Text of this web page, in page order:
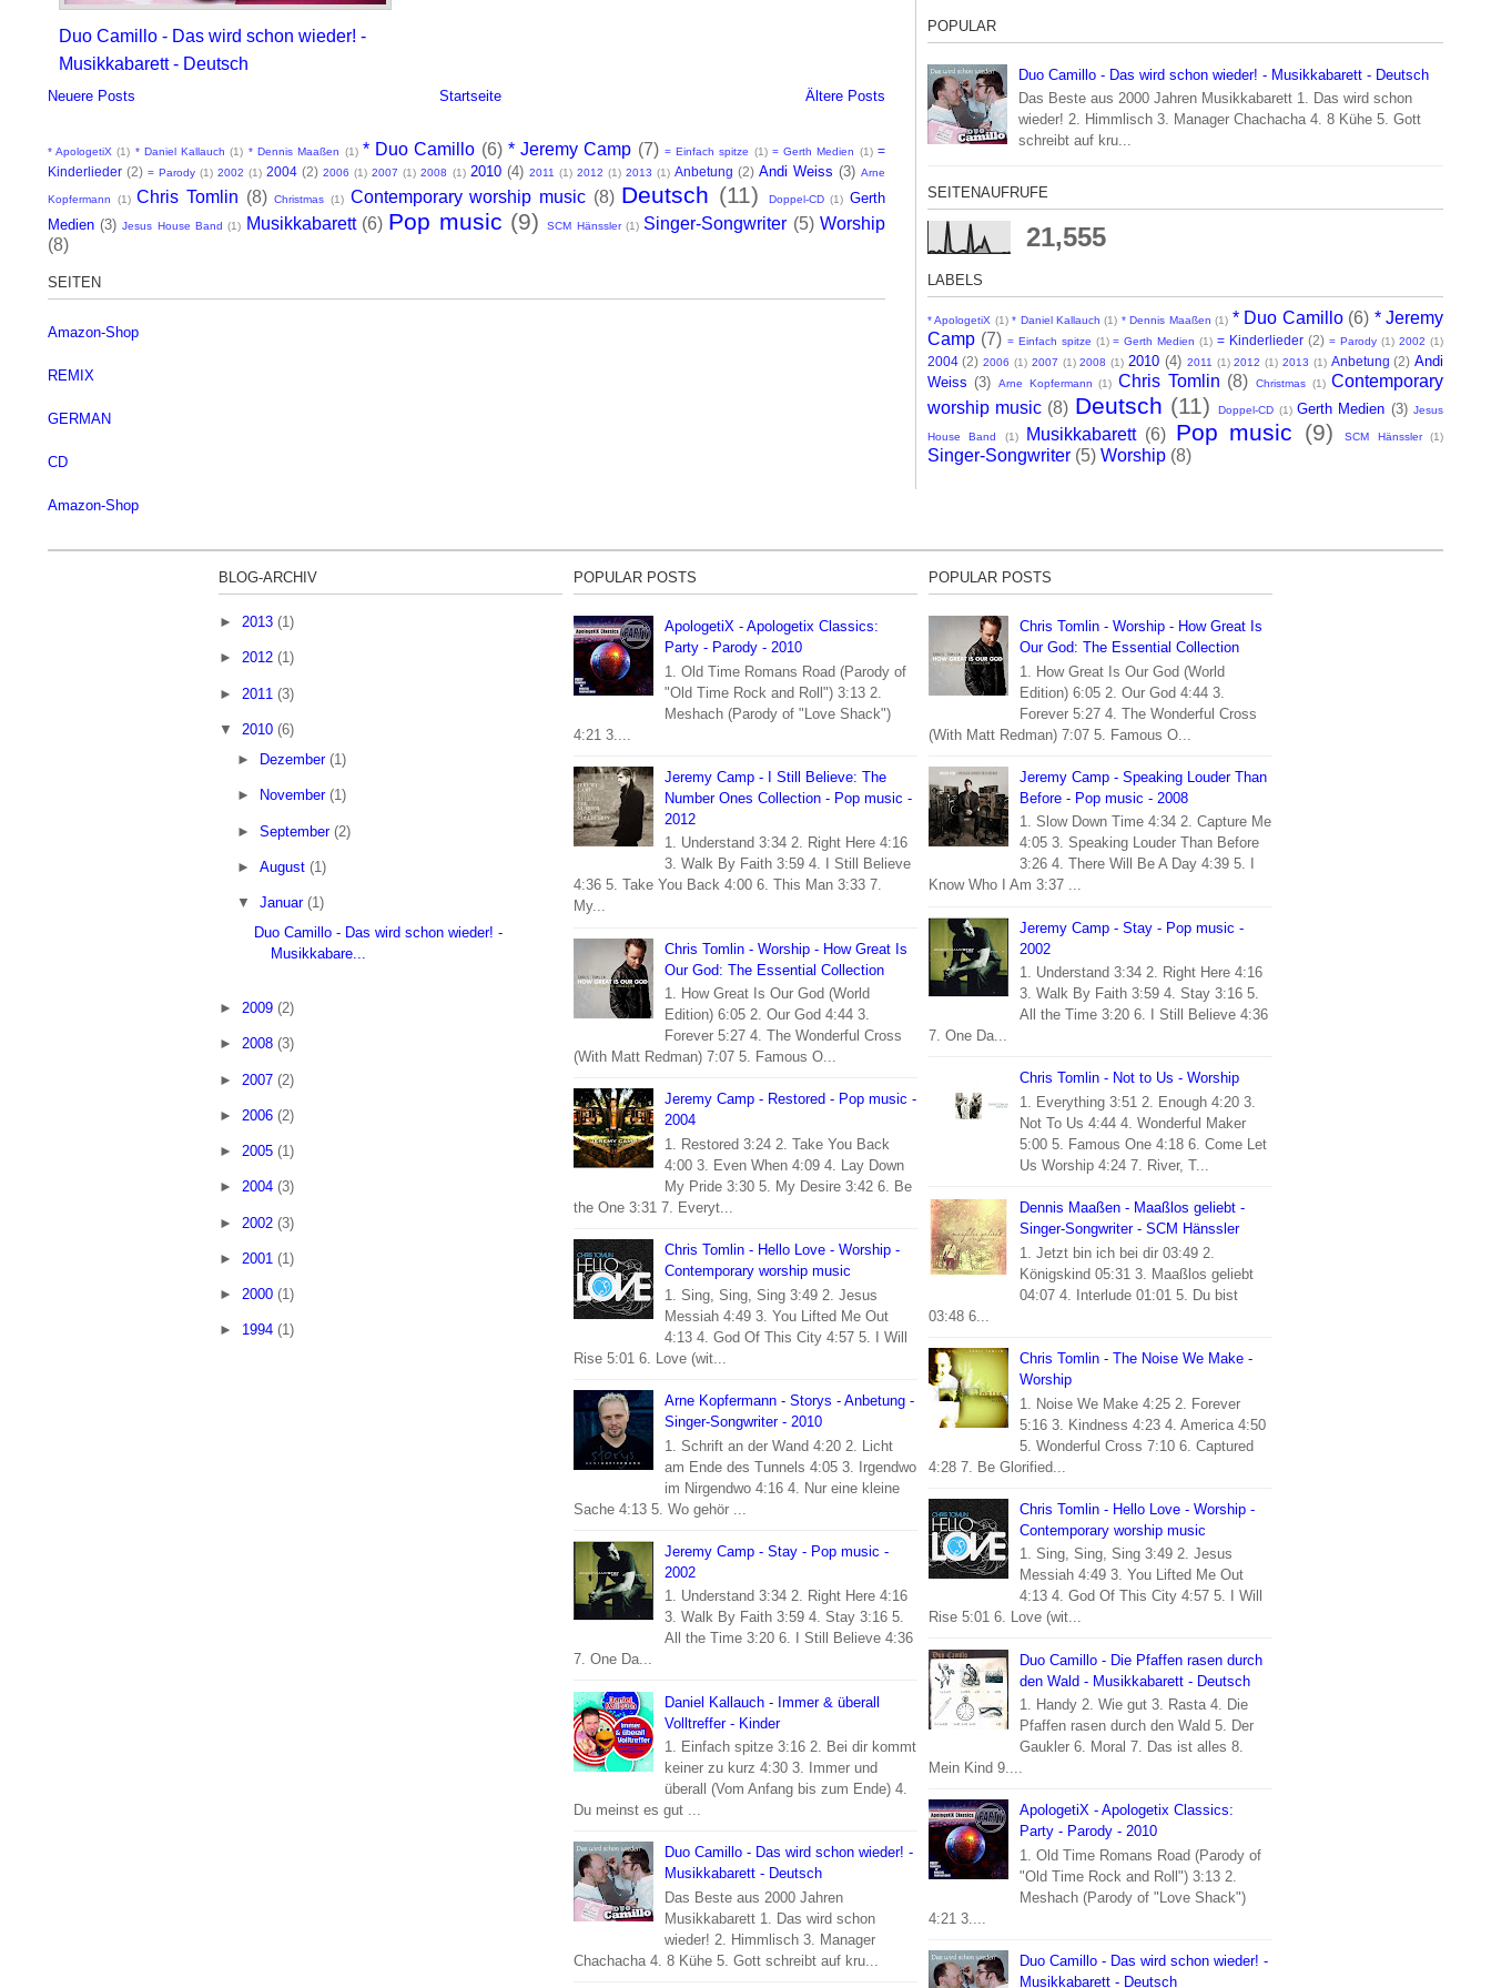
Duo Camillo - Das wird schon wieder! -
Musikkabarett - Deutsch
Neuere Posts Ältere Posts
Startseite
* ApologetiX (1) * Daniel Kallauch (1) * Dennis Maaßen (1) * Duo Camillo (6) * Jeremy Camp (7) = Einfach spitze (1) = Gerth Medien (1) =
Kinderlieder (2) = Parody (1) 2002 (1) 2004 (2) 2006 (1) 2007 (1) 2008 (1) 2010 (4) 2011 (1) 2012 (1) 2013 (1) Anbetung (2) Andi Weiss (3) Arne
Kopfermann (1) Chris Tomlin (8) Christmas (1) Contemporary worship music (8) Deutsch (11) Doppel-CD (1) Gerth
Medien (3) Jesus House Band (1) Musikkabarett (6) Pop music (9) SCM Hänssler (1) Singer-Songwriter (5) Worship
(8)
SEITEN
Amazon-Shop
REMIX
GERMAN
CD
Amazon-Shop
POPULAR
Duo Camillo - Das wird schon wieder! - Musikkabarett - Deutsch
Das Beste aus 2000 Jahren Musikkabarett 1. Das wird schon
wieder! 2. Himmlisch 3. Manager Chachacha 4. 8 Kühe 5. Gott
schreibt auf kru...
SEITENAUFRUFE
21,555
LABELS
* ApologetiX (1) * Daniel Kallauch (1) * Dennis Maaßen (1) * Duo Camillo (6) * Jeremy
Camp (7) = Einfach spitze (1) = Gerth Medien (1) = Kinderlieder (2) = Parody (1) 2002 (1)
2004 (2) 2006 (1) 2007 (1) 2008 (1) 2010 (4) 2011 (1) 2012 (1) 2013 (1) Anbetung (2) Andi
Weiss (3) Arne Kopfermann (1) Chris Tomlin (8) Christmas (1) Contemporary
worship music (8) Deutsch (11) Doppel-CD (1) Gerth Medien (3) Jesus
House Band (1) Musikkabarett (6) Pop music (9) SCM Hänssler (1)
Singer-Songwriter (5) Worship (8)
BLOG-ARCHIV
► 2013 (1)
► 2012 (1)
► 2011 (3)
▼ 2010 (6)
►
Dezember (1)
► November (1)
► September (2)
► August (1)
▼ Januar (1)
Duo Camillo - Das wird schon wieder! -
Musikkabare...
► 2009 (2)
► 2008 (3)
► 2007 (2)
► 2006 (2)
► 2005 (1)
► 2004 (3)
► 2002 (3)
► 2001 (1)
► 2000 (1)
► 1994 (1)
POPULAR POSTS
ApologetiX - Apologetix Classics:
Party - Parody - 2010
1. Old Time Romans Road (Parody of
"Old Time Rock and Roll") 3:13 2.
Meshach (Parody of "Love Shack")
4:21 3....
Jeremy Camp - I Still Believe: The
Number Ones Collection - Pop music -
2012
1. Understand 3:34 2. Right Here 4:16
3. Walk By Faith 3:59 4. I Still Believe
4:36 5. Take You Back 4:00 6. This Man 3:33 7.
My...
Chris Tomlin - Worship - How Great Is
Our God: The Essential Collection
1. How Great Is Our God (World
Edition) 6:05 2. Our God 4:44 3.
Forever 5:27 4. The Wonderful Cross
(With Matt Redman) 7:07 5. Famous O...
Jeremy Camp - Restored - Pop music -
2004
1. Restored 3:24 2. Take You Back
4:00 3. Even When 4:09 4. Lay Down
My Pride 3:30 5. My Desire 3:42 6. Be
the One 3:31 7. Everyt...
Chris Tomlin - Hello Love - Worship -
Contemporary worship music
1. Sing, Sing, Sing 3:49 2. Jesus
Messiah 4:49 3. You Lifted Me Out
4:13 4. God Of This City 4:57 5. I Will
Rise 5:01 6. Love (wit...
Arne Kopfermann - Storys - Anbetung -
Singer-Songwriter - 2010
1. Schrift an der Wand 4:20 2. Licht
am Ende des Tunnels 4:05 3. Irgendwo
im Nirgendwo 4:16 4. Nur eine kleine
Sache 4:13 5. Wo gehör ...
Jeremy Camp - Stay - Pop music -
2002
1. Understand 3:34 2. Right Here 4:16
3. Walk By Faith 3:59 4. Stay 3:16 5.
All the Time 3:20 6. I Still Believe 4:36
7. One Da...
Daniel Kallauch - Immer & überall
Volltreffer - Kinder
1. Einfach spitze 3:16 2. Bei dir kommt
keiner zu kurz 4:30 3. Immer und
überall (Vom Anfang bis zum Ende) 4.
Du meinst es gut ...
Duo Camillo - Das wird schon wieder! -
Musikkabarett - Deutsch
Das Beste aus 2000 Jahren
Musikkabarett 1. Das wird schon
wieder! 2. Himmlisch 3. Manager
Chachacha 4. 8 Kühe 5. Gott schreibt auf kru...
POPULAR POSTS
Chris Tomlin - Worship - How Great Is
Our God: The Essential Collection
1. How Great Is Our God (World
Edition) 6:05 2. Our God 4:44 3.
Forever 5:27 4. The Wonderful Cross
(With Matt Redman) 7:07 5. Famous O...
Jeremy Camp - Speaking Louder Than
Before - Pop music - 2008
1. Slow Down Time 4:34 2. Capture Me
4:05 3. Speaking Louder Than Before
3:26 4. There Will Be A Day 4:39 5. I
Know Who I Am 3:37 ...
Jeremy Camp - Stay - Pop music -
2002
1. Understand 3:34 2. Right Here 4:16
3. Walk By Faith 3:59 4. Stay 3:16 5.
All the Time 3:20 6. I Still Believe 4:36
7. One Da...
Chris Tomlin - Not to Us - Worship
1. Everything 3:51 2. Enough 4:20 3.
Not To Us 4:44 4. Wonderful Maker
5:00 5. Famous One 4:18 6. Come Let
Us Worship 4:24 7. River, T...
Dennis Maaßen - Maaßlos geliebt -
Singer-Songwriter - SCM Hänssler
1. Jetzt bin ich bei dir 03:49 2.
Königskind 05:31 3. Maaßlos geliebt
04:07 4. Interlude 01:01 5. Du bist
03:48 6...
Chris Tomlin - The Noise We Make -
Worship
1. Noise We Make 4:25 2. Forever
5:16 3. Kindness 4:23 4. America 4:50
5. Wonderful Cross 7:10 6. Captured
4:28 7. Be Glorified...
Chris Tomlin - Hello Love - Worship -
Contemporary worship music
1. Sing, Sing, Sing 3:49 2. Jesus
Messiah 4:49 3. You Lifted Me Out
4:13 4. God Of This City 4:57 5. I Will
Rise 5:01 6. Love (wit...
Duo Camillo - Die Pfaffen rasen durch
den Wald - Musikkabarett - Deutsch
1. Handy 2. Wie gut 3. Rasta 4. Die
Pfaffen rasen durch den Wald 5. Der
Gaukler 6. Moral 7. Das ist alles 8.
Mein Kind 9....
ApologetiX - Apologetix Classics:
Party - Parody - 2010
1. Old Time Romans Road (Parody of
"Old Time Rock and Roll") 3:13 2.
Meshach (Parody of "Love Shack")
4:21 3....
Duo Camillo - Das wird schon wieder! -
Musikkabarett - Deutsch